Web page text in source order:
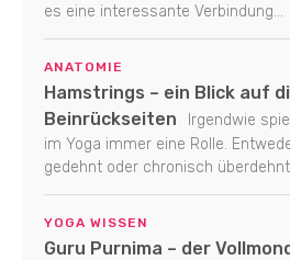
es eine interessante Verbindung...
ANATOMIE
Hamstrings – ein Blick auf
Beinrückseiten
Irgendwie
im Yoga immer eine Rolle.
gedehnt oder chronisch
YOGA WISSEN
Guru Purnima – der